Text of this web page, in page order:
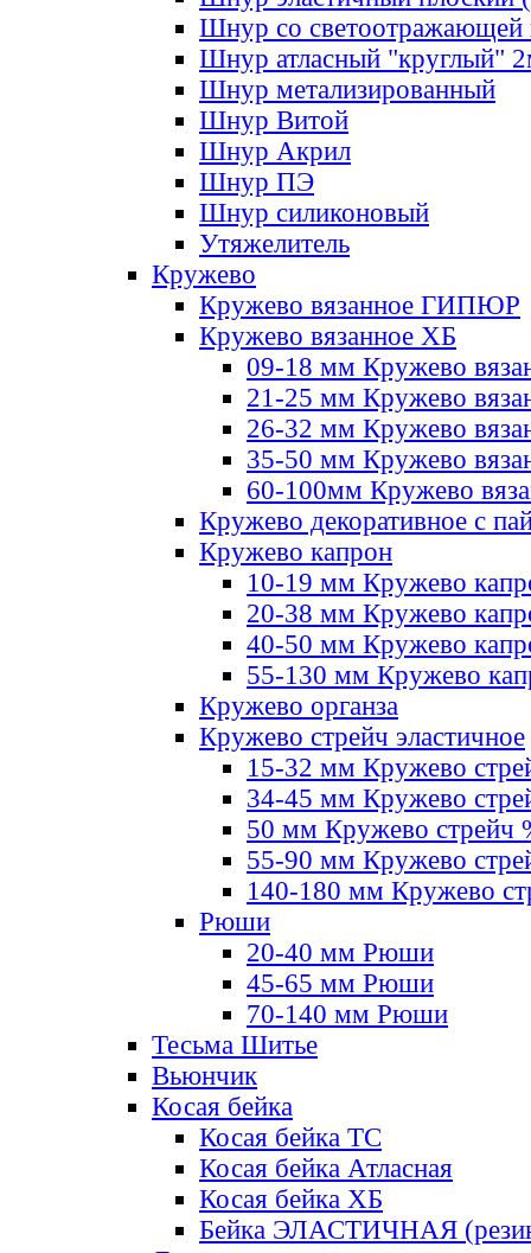
Шнур со светоотражающей
Шнур атласный "круглый"
Шнур метализированный
Шнур Витой
Шнур Акрил
Шнур ПЭ
Шнур силиконовый
Утяжелитель
Кружево
Кружево вязанное ГИПЮР
Кружево вязанное ХБ
09-18 мм Кружево
21-25 мм Кружево
26-32 мм Кружево
35-50 мм Кружево
60-100мм Кружево
Кружево декоративное с
Кружево капрон
10-19 мм Кружево
20-38 мм Кружево
40-50 мм Кружево
55-130 мм Кружево
Кружево органза
Кружево стрейч эластичное
15-32 мм Кружево
34-45 мм Кружево
50 мм Кружево стрейч
55-90 мм Кружево
140-180 мм Кружево
Рюши
20-40 мм Рюши
45-65 мм Рюши
70-140 мм Рюши
Тесьма Шитье
Вьюнчик
Косая бейка
Косая бейка ТС
Косая бейка Атласная
Косая бейка ХБ
Бейка ЭЛАСТИЧНАЯ